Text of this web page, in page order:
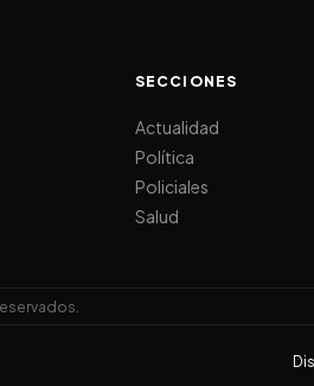
SECCIONES
Actualidad
Política
Policiales
Salud